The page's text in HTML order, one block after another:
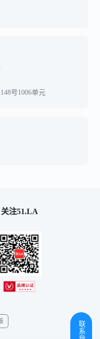
号1006单元
关注51.LA